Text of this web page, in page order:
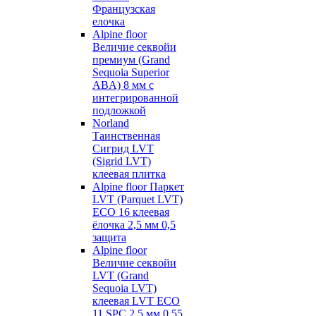
Французская
елочка
Alpine floor
Величие секвойи
премиум (Grand
Sequoia Superior
ABA) 8 мм с
интегрированной
подложкой
Norland
Таинственная
Сигрид LVT
(Sigrid LVT)
клеевая плитка
Alpine floor Паркет
LVT (Parquet LVT)
ECO 16 клеевая
ёлочка 2,5 мм 0,5
защита
Alpine floor
Величие секвойи
LVT (Grand
Sequoia LVT)
клеевая LVT ECO
11 SPC 2,5 мм 0,55